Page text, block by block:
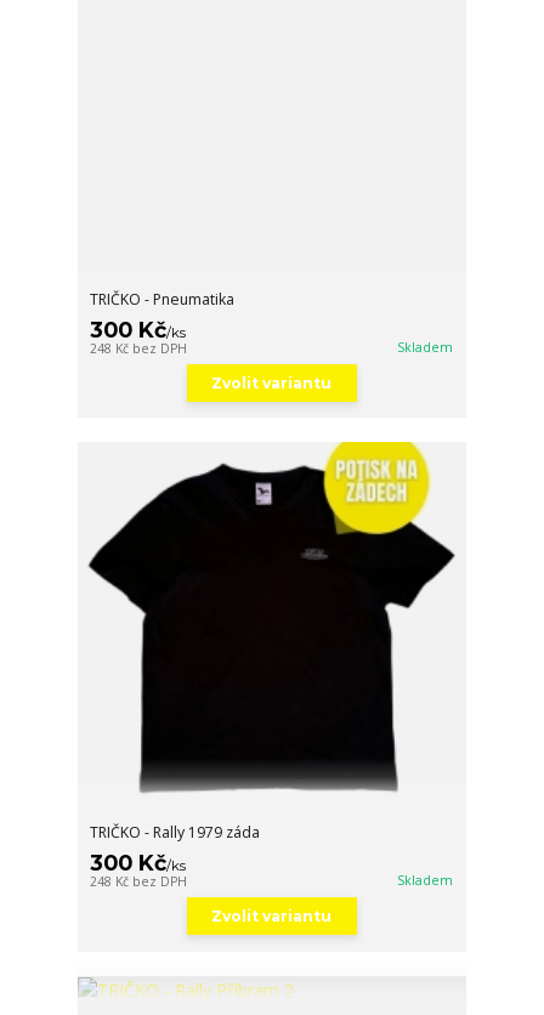
TRIČKO - Pneumatika
300 Kč/ks
248 Kč bez DPH Skladem
Zvolit variantu
TRIČKO - Rally 1979 záda
300 Kč/ks
248 Kč bez DPH Skladem
Zvolit variantu